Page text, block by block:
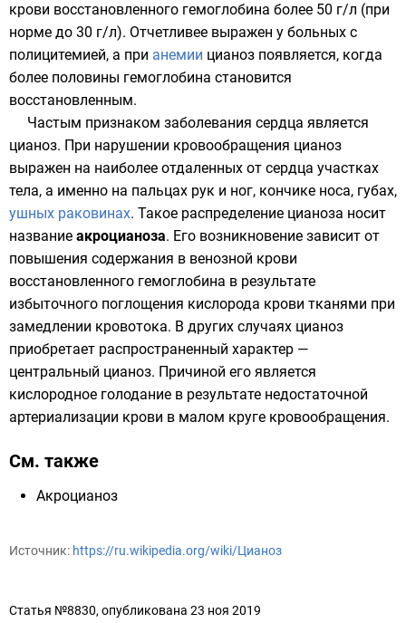
крови восстановленного гемоглобина более 50 г/л (при
норме до 30 г/л). Отчетливее выражен у больных с
полицитемией, а при анемии цианоз появляется, когда
более половины гемоглобина становится
восстановленным.
Частым признаком заболевания сердца является
цианоз. При нарушении кровообращения цианоз
выражен на наиболее отдаленных от сердца участках
тела, а именно на пальцах рук и ног, кончике носа, губах,
ушных раковинах. Такое распределение цианоза носит
название акроцианоза. Его возникновение зависит от
повышения содержания в венозной крови
восстановленного гемоглобина в результате
избыточного поглощения кислорода крови тканями при
замедлении кровотока. В других случаях цианоз
приобретает распространенный характер —
центральный цианоз. Причиной его является
кислородное голодание в результате недостаточной
артериализации крови в малом круге кровообращения.
См. также
Акроцианоз
Источник: https://ru.wikipedia.org/wiki/Цианоз
Статья №8830, опубликована 23 ноя 2019